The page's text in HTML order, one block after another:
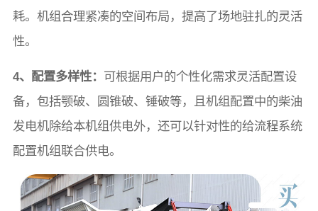
耗。机组合理紧凑的空间布局，提高了场地驻扎的灵活
性。
4、配置多样性： 可根据用户的个性化需求灵活配置设
备，包括颚破、圆锥破、锤破等，且机组配置中的柴油
发电机除给本机组供电外，还可以针对性的给流程系统
配置机组联合供电。